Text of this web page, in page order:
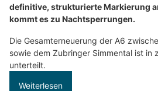
definitive, strukturierte Markierung
kommt es zu Nachtsperrungen.
Die Gesamterneuerung der A6
sowie dem Zubringer Simmental ist in
unterteilt.
Weiterlesen